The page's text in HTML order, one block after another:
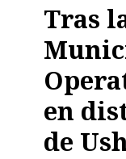
Tras
en
de